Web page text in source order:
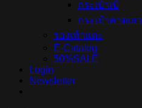
กระเป๋าเป้
กระเป๋าคาดเอว
รองเท้าแตะ
E-Catalog
50%SALE
Login
Newsletter